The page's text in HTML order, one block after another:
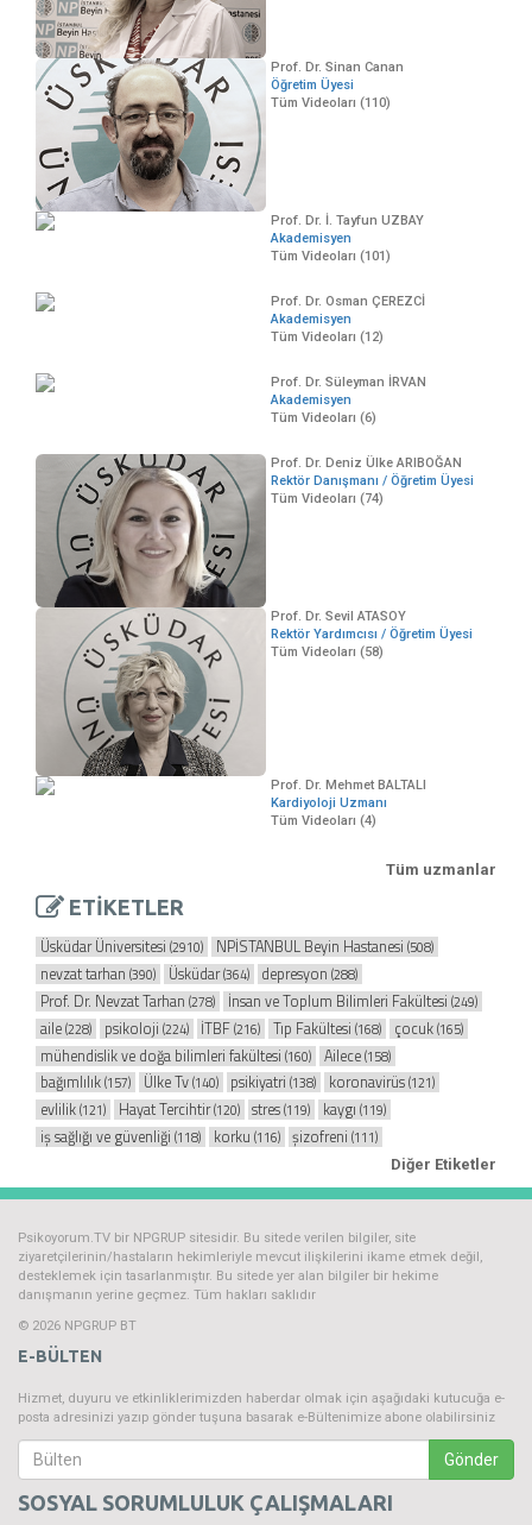
Prof. Dr. Sinan Canan
Öğretim Üyesi
Tüm Videoları (110)
Prof. Dr. İ. Tayfun UZBAY
Akademisyen
Tüm Videoları (101)
Prof. Dr. Osman ÇEREZCİ
Akademisyen
Tüm Videoları (12)
Prof. Dr. Süleyman İRVAN
Akademisyen
Tüm Videoları (6)
Prof. Dr. Deniz Ülke ARIBOĞAN
Rektör Danışmanı / Öğretim Üyesi
Tüm Videoları (74)
Prof. Dr. Sevil ATASOY
Rektör Yardımcısı / Öğretim Üyesi
Tüm Videoları (58)
Prof. Dr. Mehmet BALTALI
Kardiyoloji Uzmanı
Tüm Videoları (4)
Tüm uzmanlar
ETİKETLER
Üsküdar Üniversitesi (2910) NPİSTANBUL Beyin Hastanesi (508)
nevzat tarhan (390) Üsküdar(364) depresyon(288)
Prof. Dr. Nevzat Tarhan (278) İnsan ve Toplum Bilimleri Fakültesi (249)
aile(228) psikoloji (224) İTBF(216) Tıp Fakültesi(168) çocuk(165)
mühendislik ve doğa bilimleri fakültesi (160) Ailece(158)
bağımlılık(157) Ülke Tv(140) psikiyatri(138) koronavirüs(121)
evlilik(121) Hayat Tercihtir(120) stres(119) kaygı(119)
iş sağlığı ve güvenliği (118) korku (116) şizofreni(111)
Diğer Etiketler
Psikoyorum.TV bir NPGRUP sitesidir. Bu sitede verilen bilgiler, site
ziyaretçilerinin/hastaların hekimleriyle mevcut ilişkilerini ikame etmek değil,
desteklemek için tasarlanmıştır. Bu sitede yer alan bilgiler bir hekime
danışmanın yerine geçmez. Tüm hakları saklıdır
© 2026 NPGRUP BT
E-BÜLTEN
Hizmet, duyuru ve etkinliklerimizden haberdar olmak için aşağıdaki kutucuğa e-
posta adresinizi yazıp gönder tuşuna basarak e-Bültenimize abone olabilirsiniz
Gönder
SOSYAL SORUMLULUK ÇALIŞMALARI